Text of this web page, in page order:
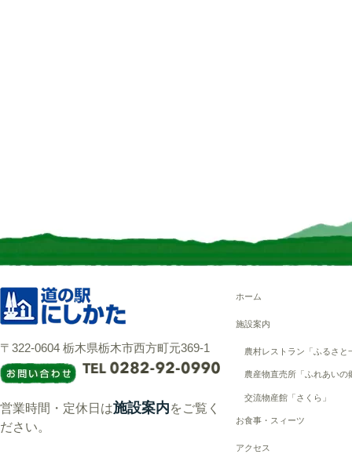
〒322-0604 栃木県栃木市西方町元369-1
営業時間・定休日は施設案内をご覧く
ださい。
ホーム
施設案内
農村レストラン「ふるさと
農産物直売所「ふれあいの
交流物産館「さくら」
お食事・スィーツ
アクセス